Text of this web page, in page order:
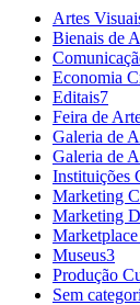
Artes
Bienais de
Economia
Editais7
Feira de
Galeria de
Galeria de
Instituições
Marketing
Marketing
Museus3
Produção
Sem